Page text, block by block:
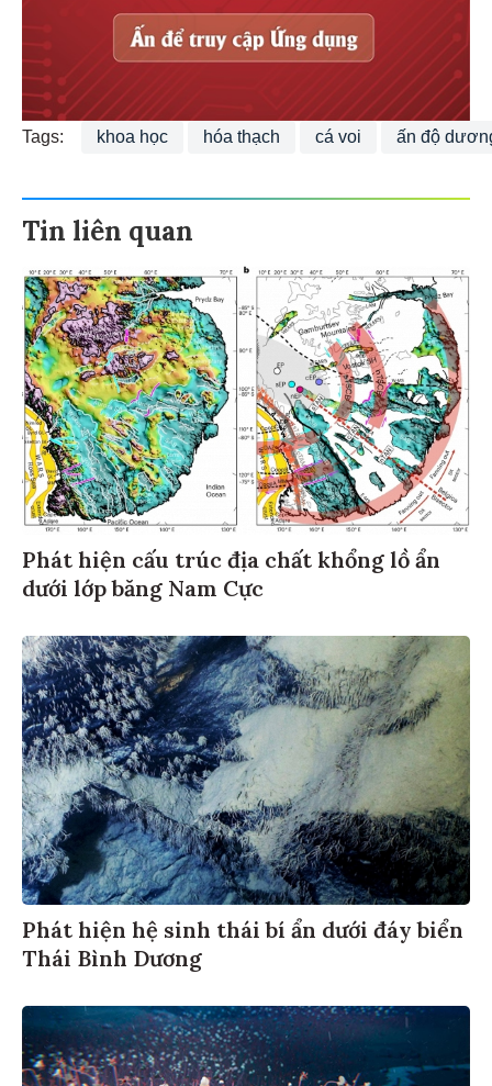
Tags: khoa học hóa thạch cá voi ấn độ
Tin liên quan
Phát hiện cấu trúc địa chất khổng lồ ẩn
dưới lớp băng Nam Cực
Phát hiện hệ sinh thái bí ẩn dưới đáy biển
Thái Bình Dương